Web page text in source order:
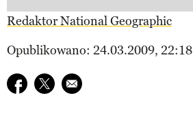
Redaktor National Geographic
Opublikowano: 24.03.2009, 22:18
Udostępnij na facebook
Udostępnij na twitter
E-mail do przyjaciela